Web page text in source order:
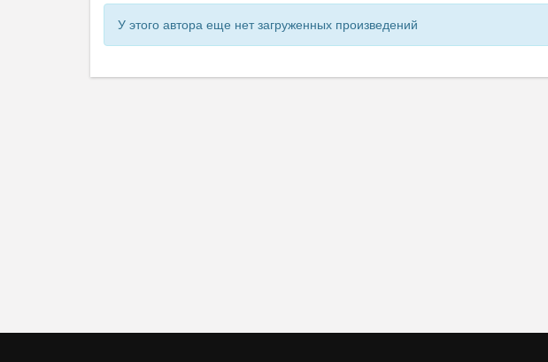
У этого автора еще нет загруженных произведений